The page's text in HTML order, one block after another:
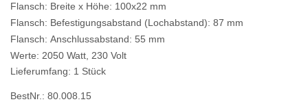
Flansch: Breite x Höhe: 100x22 mm
Flansch: Befestigungsabstand (Lochabstand): 87 mm
Flansch: Anschlussabstand: 55 mm
Werte: 2050 Watt, 230 Volt
Lieferumfang: 1 Stück
BestNr.: 80.008.15